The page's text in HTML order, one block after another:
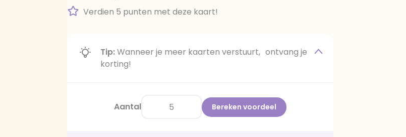
Verdien 5 punten met deze kaart!
Tip:Wanneer je meer kaarten verstuurt, ontvang je
korting!
Aantal Bereken voordeel